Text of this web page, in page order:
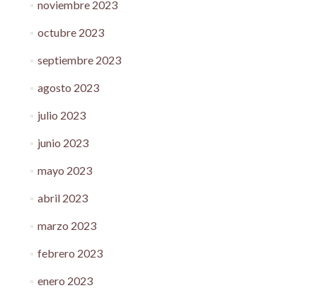
noviembre 2023
octubre 2023
septiembre 2023
agosto 2023
julio 2023
junio 2023
mayo 2023
abril 2023
marzo 2023
febrero 2023
enero 2023